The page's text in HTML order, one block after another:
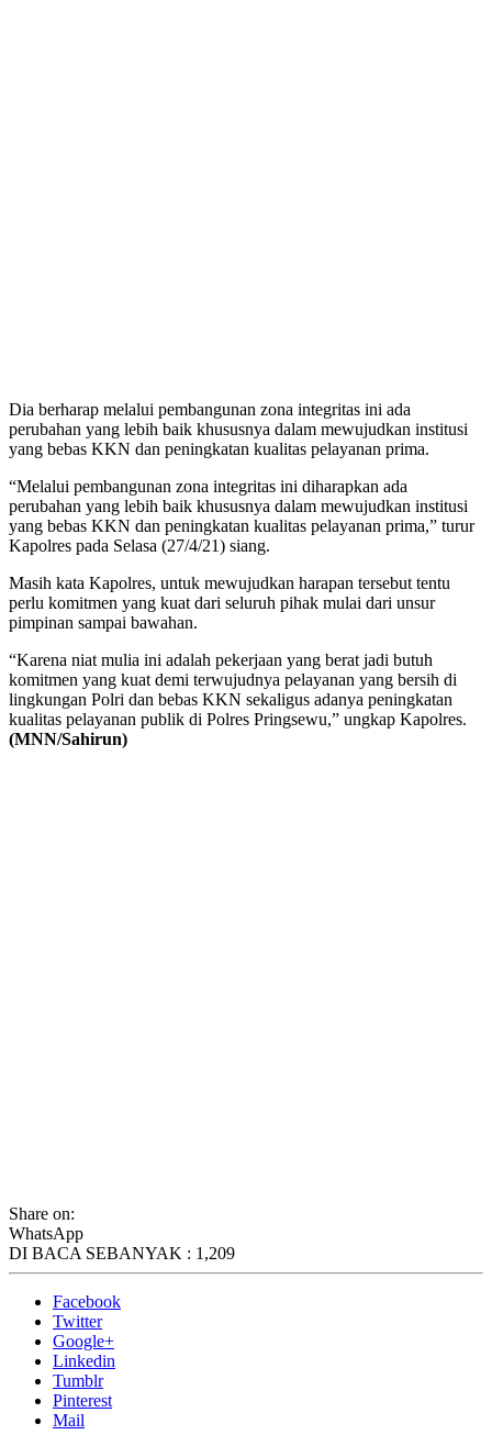
Dia berharap melalui pembangunan zona integritas ini ada
perubahan yang lebih baik khususnya dalam mewujudkan institusi
yang bebas KKN dan peningkatan kualitas pelayanan prima.
“Melalui pembangunan zona integritas ini diharapkan ada
perubahan yang lebih baik khususnya dalam mewujudkan institusi
yang bebas KKN dan peningkatan kualitas pelayanan prima,” turur
Kapolres pada Selasa (27/4/21) siang.
Masih kata Kapolres, untuk mewujudkan harapan tersebut tentu
perlu komitmen yang kuat dari seluruh pihak mulai dari unsur
pimpinan sampai bawahan.
“Karena niat mulia ini adalah pekerjaan yang berat jadi butuh
komitmen yang kuat demi terwujudnya pelayanan yang bersih di
lingkungan Polri dan bebas KKN sekaligus adanya peningkatan
kualitas pelayanan publik di Polres Pringsewu,” ungkap Kapolres.
(MNN/Sahirun)
Share on:
WhatsApp
DI BACA SEBANYAK : 1,209
Facebook
Twitter
Google+
Linkedin
Tumblr
Pinterest
Mail